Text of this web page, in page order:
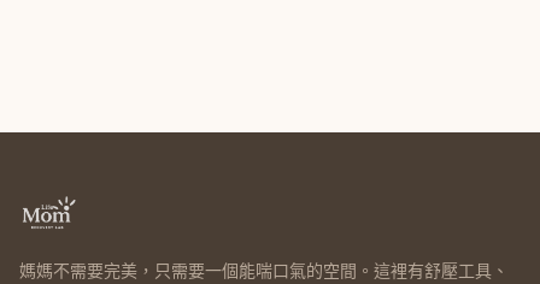
媽媽不需要完美，只需要一個能喘口氣的空間。這裡有舒壓工具、